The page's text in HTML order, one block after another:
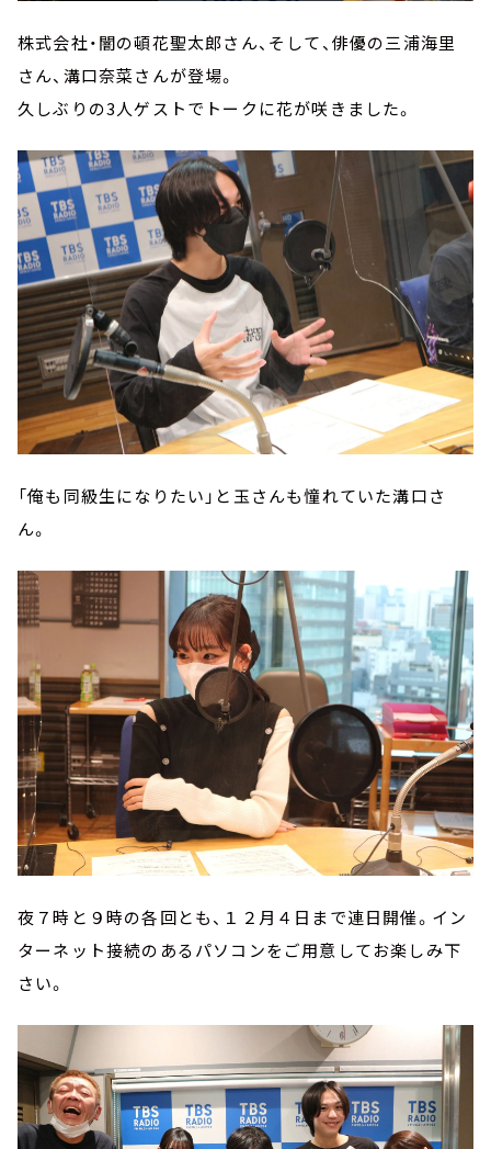
株式会社・闇の頓花聖太郎さん、そして、俳優の三浦海里
さん、溝口奈菜さんが登場。
久しぶりの3人ゲストでトークに花が咲きました。
「俺も同級生になりたい」と玉さんも憧れていた溝口さ
ん。
夜７時と９時の各回とも、１２月４日まで連日開催。イン
ターネット接続のあるパソコンをご用意してお楽しみ下
さい。